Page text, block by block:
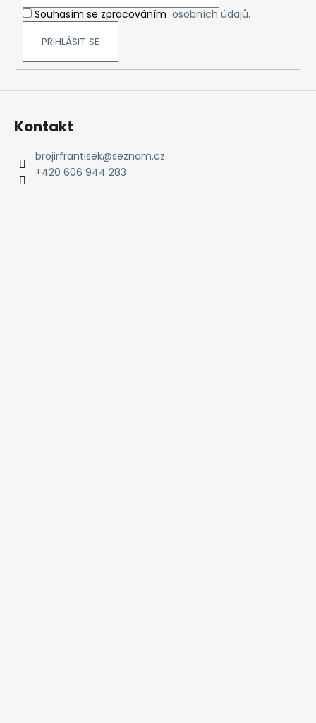
Souhasím se zpracováním osobních údajů.
PŘIHLÁSIT SE
Kontakt
brojirfrantisek@seznam.cz
+420 606 944 283